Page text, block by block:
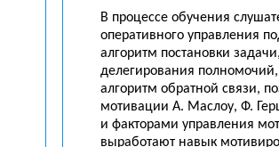
В процессе обучения
оперативного управления
алгоритм постановки
делегирования
алгоритм обратной связи,
мотивации А. Маслоу, Ф.
и факторами управления
выработают навык